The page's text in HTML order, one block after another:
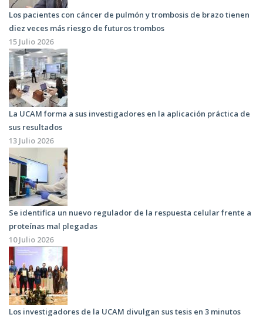
Los pacientes con cáncer de pulmón y trombosis de brazo tienen
diez veces más riesgo de futuros trombos
15 Julio 2026
La UCAM forma a sus investigadores en la aplicación práctica de
sus resultados
13 Julio 2026
Se identifica un nuevo regulador de la respuesta celular frente a
proteínas mal plegadas
10 Julio 2026
Los investigadores de la UCAM divulgan sus tesis en 3 minutos